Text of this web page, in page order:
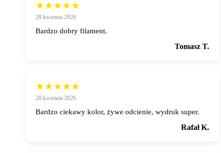
★★★★★
28 kwietnia 2026
Bardzo dobry filament.
Tomasz T.
★★★★★
28 kwietnia 2026
Bardzo ciekawy kolor, żywe odcienie, wydruk super.
Rafał K.